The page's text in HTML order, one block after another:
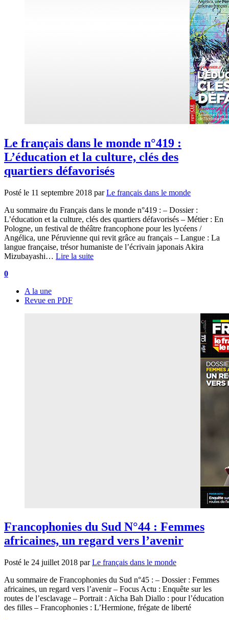
Le français dans le monde n°419 :
L’éducation et la culture, clés des
quartiers défavorisés
Posté le 11 septembre 2018 par Le français dans le monde
Au sommaire du Français dans le monde n°419 : – Dossier :
L’éducation et la culture, clés des quartiers défavorisés – Métier : En
Pologne, un festival de théâtre francophone pour les lycéens /
Angélica, une Péruvienne qui revit grâce au français – Langue : La
langue française, trésor humaniste de l’écrivain japonais Akira
Mizubayashi… Lire la suite
0
A la une
Revue en PDF
Francophonies du Sud N°44 : Femmes
africaines, un regard vers l’avenir
Posté le 24 juillet 2018 par Le français dans le monde
Au sommaire de Francophonies du Sud n°45 : – Dossier : Femmes
africaines, un regard vers l’avenir – Focus Actu : Enquête sur les
routes de l’esclavage – Portrait : Aïcha Bah Diallo : pour l’éducation
des filles – Francophonies : L’Hermione, frégate de liberté